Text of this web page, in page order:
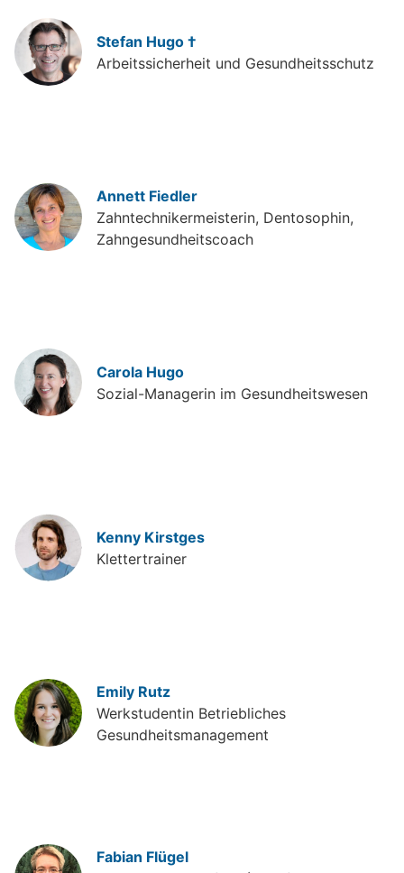
Stefan Hugo †
Arbeitssicherheit und Gesundheitsschutz
Annett Fiedler
Zahntechnikermeisterin, Dentosophin,
Zahngesundheitscoach
Carola Hugo
Sozial-Managerin im Gesundheitswesen
Kenny Kirstges
Klettertrainer
Emily Rutz
Werkstudentin Betriebliches
Gesundheits­management
Fabian Flügel